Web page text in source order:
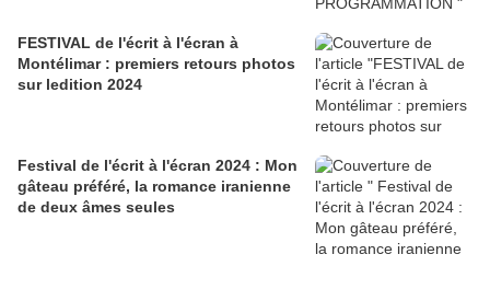
FESTIVAL de l'écrit à l'écran à
Montélimar : premiers retours photos
sur ledition 2024
Festival de l'écrit à l'écran 2024 : Mon
gâteau préféré, la romance iranienne
de deux âmes seules